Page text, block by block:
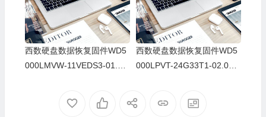
西数硬盘数据恢复固件WD5
000LMVW-11VEDS3-01.01
西数硬盘数据恢复固件WD5
000LPVT-24G33T1-02.01A